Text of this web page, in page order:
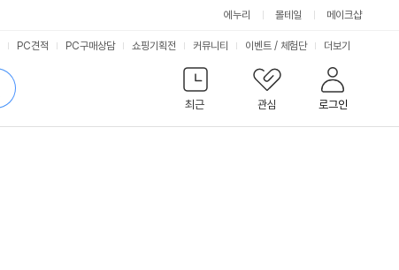
에누리 몰테일 메이크샵
최근
관심 로그인
PC견적 PC구매상담 쇼핑기획전 커뮤니티 이벤트 / 체험단 서
비
스
더보기